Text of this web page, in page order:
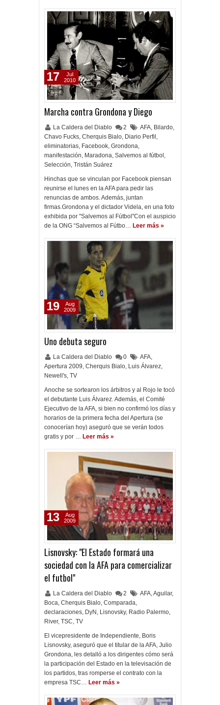
Marcha contra Grondona y Diego
La Caldera del Diablo 2 AFA, Bilardo,
Chavo Fucks, Cherquis Bialo, Diario Perfil ,
eliminatorias, Facebook, Grondona,
manifestación, Maradona, Salvemos al fútbol ,
Selección, Tristán Suárez
Hinchas que se vinculan por Facebook piensan
reunirse el lunes en la AFA para pedir las
renuncias de ambos. Además, juntan
firmas.Grondona y el dictador Videla, en una foto
exhibida por "Salvemos al Fútbol"Con el auspicio
de la ONG “Salvemos al Fútbo… Leer más »
17
Jul
2010
Uno debuta seguro
La Caldera del Diablo 0 AFA,
Apertura 2009, Cherquis Bialo, Luis Álvarez,
Newell's, TV
Anoche se sortearon los árbitros y al Rojo le tocó
el debutante Luis Álvarez. Además, el Comité
Ejecutivo de la AFA, si bien no confirmó los días y
horarios de la primera fecha del Apertura (se
conocerían hoy) aseguró que se verán todos
gratis y por … Leer más »
19
Aug
2009
Lisnovsky: "El Estado formará una
sociedad con la AFA para comercializar
el futbol"
La Caldera del Diablo 2 AFA,Aguilar,
Boca, Cherquis Bialo, Comparada,
declaraciones, DyN , Lisnovsky, Radio Palermo,
River, TSC, TV
El vicepresidente de Independiente, Boris
Lisnovsky, aseguró que el titular de la AFA, Julio
Grondona, les detalló a los dirigentes cómo será
la participación del Estado en la televisación de
los partidos, tras romperse el contrato con la
empresa TSC… Leer más »
13
Aug
2009